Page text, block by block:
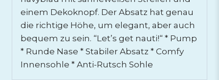
einem Dekoknopf. Der Absatz hat genau
die richtige Höhe, um elegant, aber auch
bequem zu sein. “Let’s get nauti!“ * Pump
* Runde Nase * Stabiler Absatz * Comfy
Innensohle * Anti-Rutsch Sohle